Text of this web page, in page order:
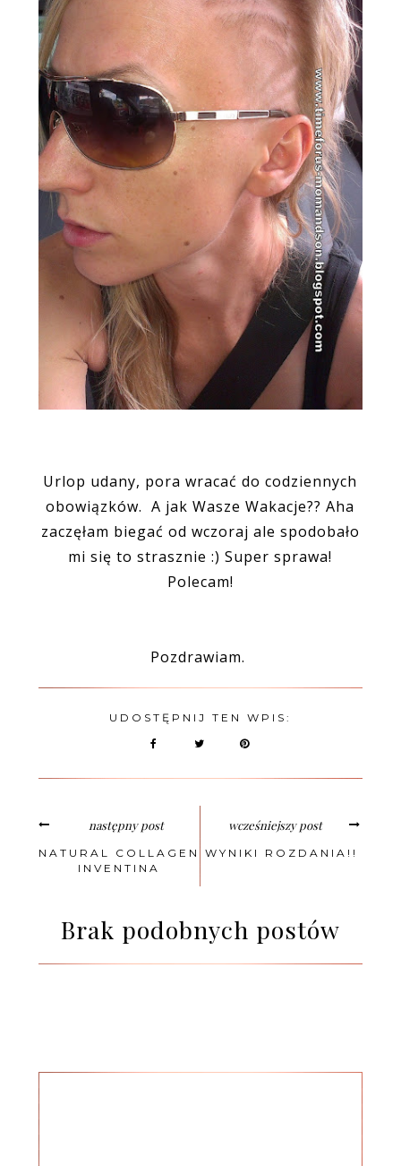
Urlop udany, pora wracać do codziennych
obowiązków. A jak Wasze Wakacje?? Aha
zaczęłam biegać od wczoraj ale spodobało
mi się to strasznie :) Super sprawa!
Polecam!
Pozdrawiam.
UDOSTĘPNIJ TEN WPIS:
następny post
NATURAL COLLAGEN
INVENTINA
wcześniejszy post
WYNIKI ROZDANIA!!
Brak podobnych postów